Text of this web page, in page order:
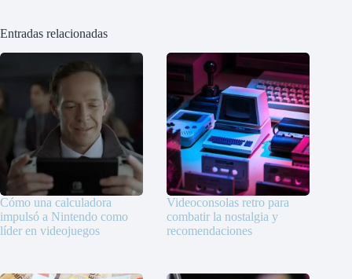
Entradas relacionadas
Cómo una calculadora
impulsó a Nintendo como
líder en videojuegos
Videoconsolas retro para
combatir la nostalgia y
recomendaciones